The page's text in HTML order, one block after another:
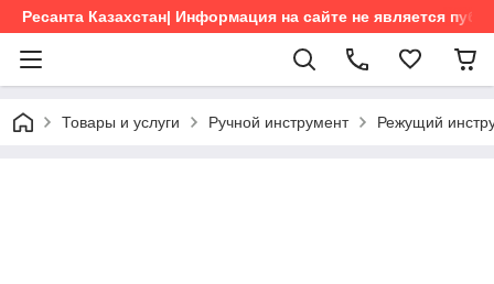
Ресанта Казахстан| Информация на сайте не является
Товары и услуги Ручной инструмент Режущий